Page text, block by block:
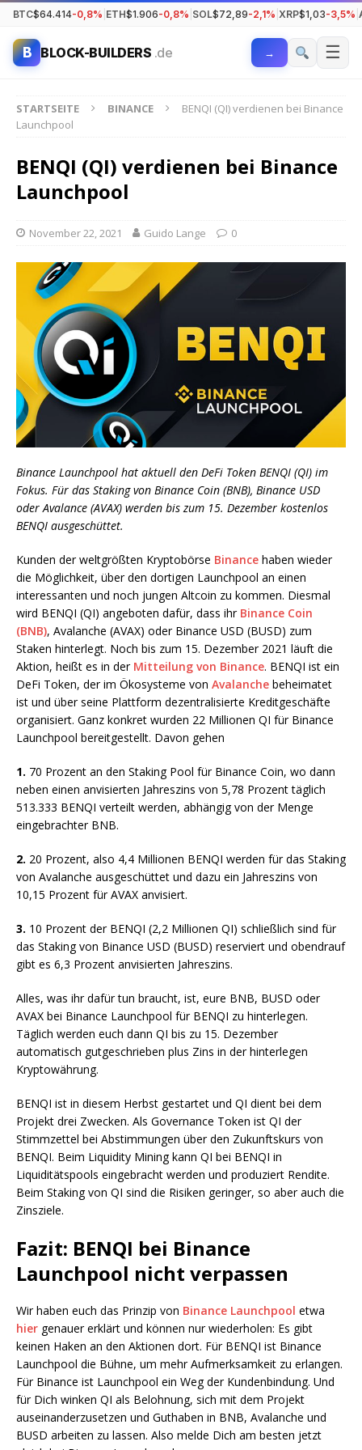
BTC$64.414-0,8% ETH$1.906-0,8% SOL$72,89-2,1% XRP$1,03-3,5%
B BLOCK-BUILDERS .de → ☰
STARTSEITE BINANCE
BENQI (QI) verdienen bei Binance
Launchpool
BENQI (QI) verdienen bei Binance
Launchpool
November 22, 2021 Guido Lange 0
Binance Launchpool hat aktuell den DeFi Token BENQI (QI) im
Fokus. Für das Staking von Binance Coin (BNB), Binance USD
oder Avalance (AVAX) werden bis zum 15. Dezember kostenlos
BENQI ausgeschüttet.
Kunden der weltgrößten Kryptobörse Binance haben wieder
die Möglichkeit, über den dortigen Launchpool an einen
interessanten und noch jungen Altcoin zu kommen. Diesmal
wird BENQI (QI) angeboten dafür, dass ihr Binance Coin
(BNB), Avalanche (AVAX) oder Binance USD (BUSD) zum
Staken hinterlegt. Noch bis zum 15. Dezember 2021 läuft die
Aktion, heißt es in der Mitteilung von Binance. BENQI ist ein
DeFi Token, der im Ökosysteme von Avalanche beheimatet
ist und über seine Plattform dezentralisierte Kreditgeschäfte
organisiert. Ganz konkret wurden 22 Millionen QI für Binance
Launchpool bereitgestellt. Davon gehen
1. 70 Prozent an den Staking Pool für Binance Coin, wo dann
neben einen anvisierten Jahreszins von 5,78 Prozent täglich
513.333 BENQI verteilt werden, abhängig von der Menge
eingebrachter BNB.
2. 20 Prozent, also 4,4 Millionen BENQI werden für das Staking
von Avalanche ausgeschüttet und dazu ein Jahreszins von
10,15 Prozent für AVAX anvisiert.
3. 10 Prozent der BENQI (2,2 Millionen QI) schließlich sind für
das Staking von Binance USD (BUSD) reserviert und obendrauf
gibt es 6,3 Prozent anvisierten Jahreszins.
Alles, was ihr dafür tun braucht, ist, eure BNB, BUSD oder
AVAX bei Binance Launchpool für BENQI zu hinterlegen.
Täglich werden euch dann QI bis zu 15. Dezember
automatisch gutgeschrieben plus Zins in der hinterlegen
Kryptowährung.
BENQI ist in diesem Herbst gestartet und QI dient bei dem
Projekt drei Zwecken. Als Governance Token ist QI der
Stimmzettel bei Abstimmungen über den Zukunftskurs von
BENQI. Beim Liquidity Mining kann QI bei BENQI in
Liquiditätspools eingebracht werden und produziert Rendite.
Beim Staking von QI sind die Risiken geringer, so aber auch die
Zinsziele.
Fazit: BENQI bei Binance
Launchpool nicht verpassen
Wir haben euch das Prinzip von Binance Launchpool etwa
hier genauer erklärt und können nur wiederholen: Es gibt
keinen Haken an den Aktionen dort. Für BENQI ist Binance
Launchpool die Bühne, um mehr Aufmerksamkeit zu erlangen.
Für Binance ist Launchpool ein Weg der Kundenbindung. Und
für Dich winken QI als Belohnung, sich mit dem Projekt
auseinanderzusetzen und Guthaben in BNB, Avalanche und
BUSD arbeiten zu lassen. Also melde Dich am besten jetzt